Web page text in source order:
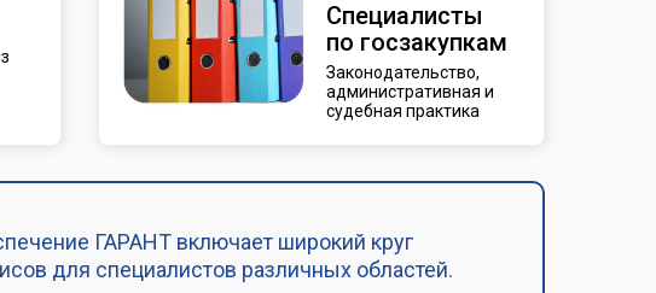
Специалисты
по госзакупкам
Законодательство,
административная и
судебная практика
ГАРАНТ включает широкий круг
для специалистов различных областей.